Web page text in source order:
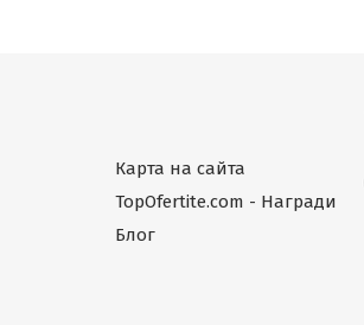
Карта на сайта
TopOfertite.com - Награди
Блог